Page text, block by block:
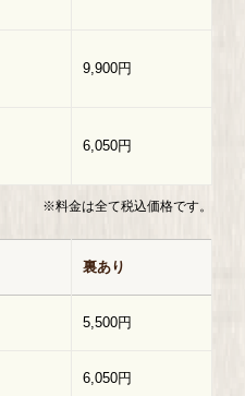
9,900円
6,050円
※料金は全て税込価格です。
裏あり
5,500円
6,050円